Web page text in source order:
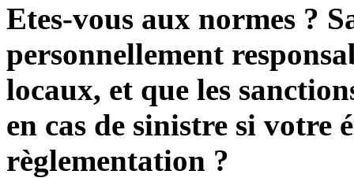
Etes-vous aux normes ?
personnellement
locaux, et que les
en cas de sinistre si votre
règlementation ?